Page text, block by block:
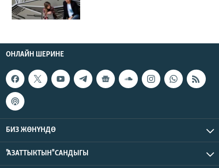
ОНЛАЙН ШЕРИНЕ
БИЗ ЖӨНҮНДӨ
"АЗАТТЫКТЫН" САНДЫГЫ